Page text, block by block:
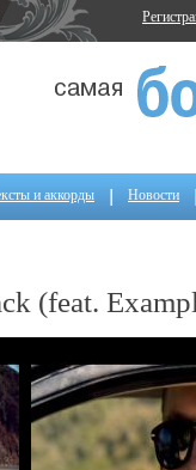
и аккорды Новости
(feat.